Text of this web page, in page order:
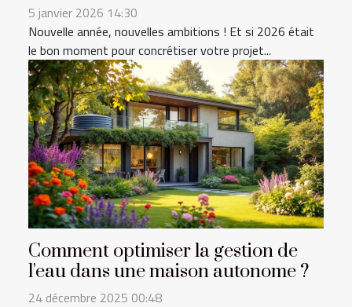
5 janvier 2026 14:30
Nouvelle année, nouvelles ambitions ! Et si 2026 était
le bon moment pour concrétiser votre projet...
Comment optimiser la gestion de
l'eau dans une maison autonome ?
24 décembre 2025 00:48